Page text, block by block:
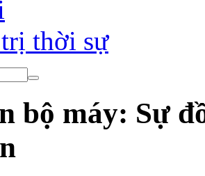
thời sự
bộ máy: Sự